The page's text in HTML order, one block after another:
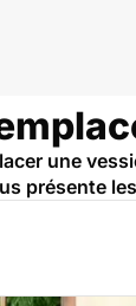
une
présente